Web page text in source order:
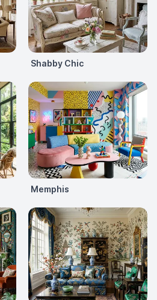
Shabby Chic
Memphis